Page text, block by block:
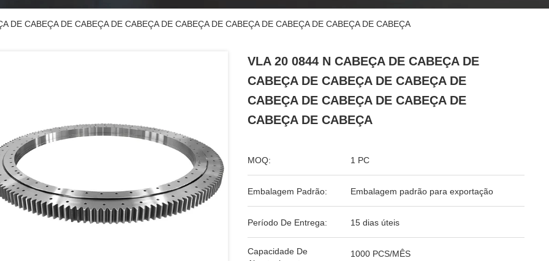
DE CABEÇA DE CABEÇA DE CABEÇA DE CABEÇA DE CABEÇA DE CABEÇA DE CABEÇA DE CABEÇA
VLA 20 0844 N CABEÇA DE CABEÇA DE
CABEÇA DE CABEÇA DE CABEÇA DE
CABEÇA DE CABEÇA DE CABEÇA DE
CABEÇA DE CABEÇA
MOQ: 1 PC
Embalagem Padrão: Embalagem padrão para exportação
Período De Entrega: 15 dias úteis
Capacidade De
1000 PCS/MÊS